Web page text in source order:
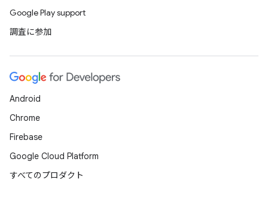
Google Play support
調査に参加
Android
Chrome
Firebase
Google Cloud Platform
すべてのプロダクト